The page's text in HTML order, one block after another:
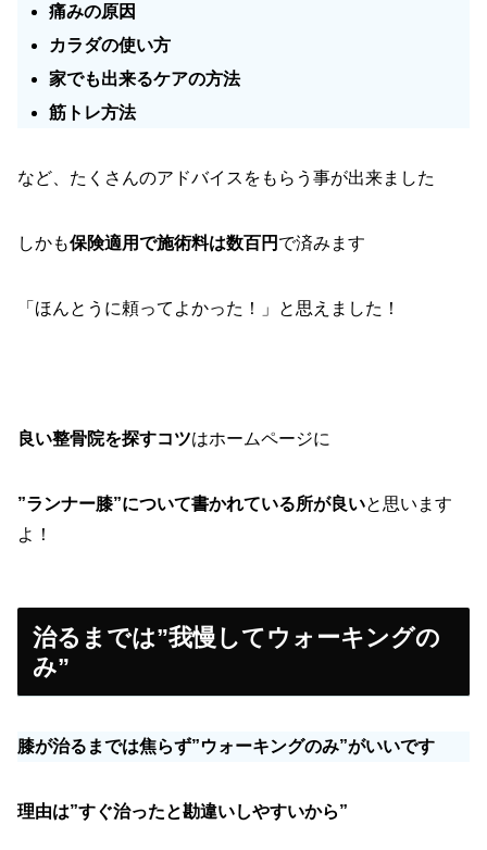
痛みの原因
カラダの使い方
家でも出来るケアの方法
筋トレ方法
など、たくさんのアドバイスをもらう事が出来ました
しかも保険適用で施術料は数百円 で済みます
「ほんとうに頼ってよかった！」と思えました！
良い整骨院を探すコツはホームページに
”ランナー膝”について書かれている所が良いと思います
よ！
治るまでは”我慢してウォーキングの
み”
膝が治るまでは焦らず”ウォーキングのみ”がいいです
理由は”すぐ治ったと勘違いしやすいから”